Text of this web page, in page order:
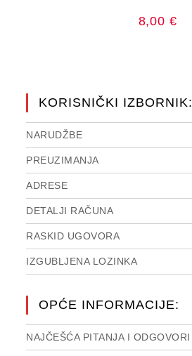
8,00 €
KORISNIČKI IZBORNIK:
NARUDŽBE
PREUZIMANJA
ADRESE
DETALJI RAČUNA
RASKID UGOVORA
IZGUBLJENA LOZINKA
OPĆE INFORMACIJE:
NAJČEŠĆA PITANJA I ODGOVORI